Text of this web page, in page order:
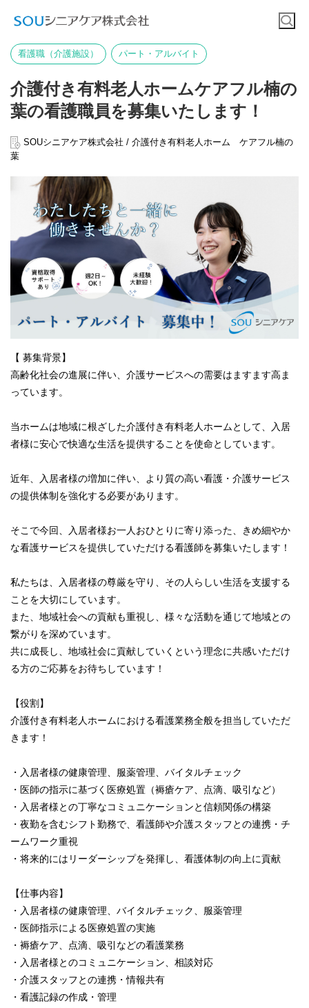
看護職（介護施設） パート・アルバイト
介護付き有料老人ホームケアフル楠の
葉の看護職員を募集いたします！
SOUシニアケア株式会社 / 介護付き有料老人ホーム ケアフル楠の
葉
【 募集背景】
高齢化社会の進展に伴い、介護サービスへの需要はますます高ま
っています。
当ホームは地域に根ざした介護付き有料老人ホームとして、入居
者様に安心で快適な生活を提供することを使命としています。
近年、入居者様の増加に伴い、より質の高い看護・介護サービス
の提供体制を強化する必要があります。
そこで今回、入居者様お一人おひとりに寄り添った、きめ細やか
な看護サービスを提供していただける看護師を募集いたします！
私たちは、入居者様の尊厳を守り、その人らしい生活を支援する
ことを大切にしています。
また、地域社会への貢献も重視し、様々な活動を通じて地域との
繋がりを深めています。
共に成長し、地域社会に貢献していくという理念に共感いただけ
る方のご応募をお待ちしています！
【役割】
介護付き有料老人ホームにおける看護業務全般を担当していただ
きます！
・入居者様の健康管理、服薬管理、バイタルチェック
・医師の指示に基づく医療処置（褥瘡ケア、点滴、吸引など）
・入居者様との丁寧なコミュニケーションと信頼関係の構築
・夜勤を含むシフト勤務で、看護師や介護スタッフとの連携・チ
ームワーク重視
・将来的にはリーダーシップを発揮し、看護体制の向上に貢献
【仕事内容】
・入居者様の健康管理、バイタルチェック、服薬管理
・医師指示による医療処置の実施
・褥瘡ケア、点滴、吸引などの看護業務
・入居者様とのコミュニケーション、相談対応
・介護スタッフとの連携・情報共有
・看護記録の作成・管理